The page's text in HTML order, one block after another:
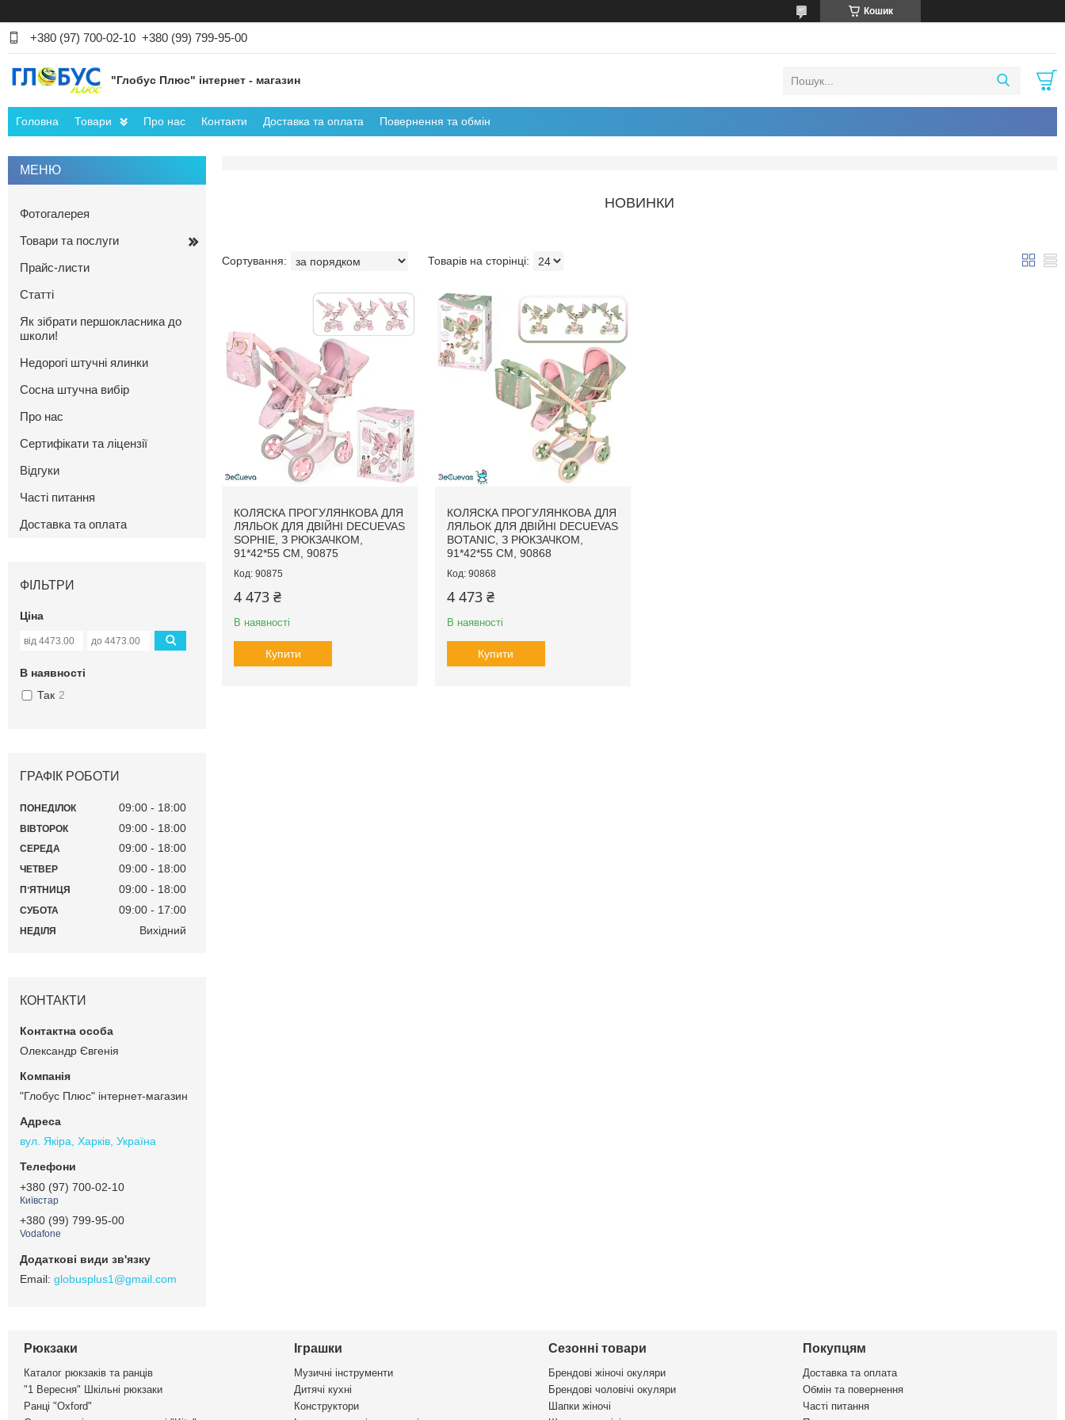
Кошик
+380 (97) 700-02-10 +380 (99) 799-95-00
"Глобус Плюс" інтернет - магазин
Головна Товари Про нас Контакти Доставка та оплата Повернення та обмін
НОВИНКИ
КОЛЯСКА ПРОГУЛЯНКОВА ДЛЯ
ЛЯЛЬОК ДЛЯ ДВІЙНІ DECUEVAS
SOPHIE, З РЮКЗАЧКОМ,
91*42*55 СМ, 90875
90875
4 473 ₴
В наявності
Купити
КОЛЯСКА ПРОГУЛЯНКОВА ДЛЯ
ЛЯЛЬОК ДЛЯ ДВІЙНІ DECUEVAS
BOTANIC, З РЮКЗАЧКОМ,
91*42*55 СМ, 90868
90868
4 473 ₴
В наявності
Купити
Фотогалерея
Товари та послуги
Прайс-листи
Статті
Як зібрати першокласника до
школи!
Недорогі штучні ялинки
Сосна штучна вибір
Про нас
Сертифікати та ліцензії
Відгуки
Часті питання
Доставка та оплата
ФІЛЬТРИ
Ціна
В наявності
Так 2
ГРАФІК РОБОТИ
ПОНЕДІЛОК 09:00 18:00
ВІВТОРОК 09:00 18:00
СЕРЕДА 09:00 18:00
ЧЕТВЕР 09:00 18:00
ПʼЯТНИЦЯ 09:00 18:00
СУБОТА 09:00 17:00
НЕДІЛЯ Вихідний
КОНТАКТИ
Олександр Євгенія
"Глобус Плюс" інтернет-магазин
вул. Якіра, Харків, Україна
+380 (97) 700-02-10
Київстар
+380 (99) 799-95-00
Vodafone
globusplus1@gmail.com
Рюкзаки
Каталог рюкзаків та ранців
"1 Вересня" Шкільні рюкзаки
Ранці "Oxford"
Іграшки
Музичні інструменти
Дитячі кухні
Конструктори
Сезонні товари
Брендові жіночі окуляри
Брендові чоловічі окуляри
Шапки жіночі
Покупцям
Доставка та оплата
Обмін та повернення
Часті питання